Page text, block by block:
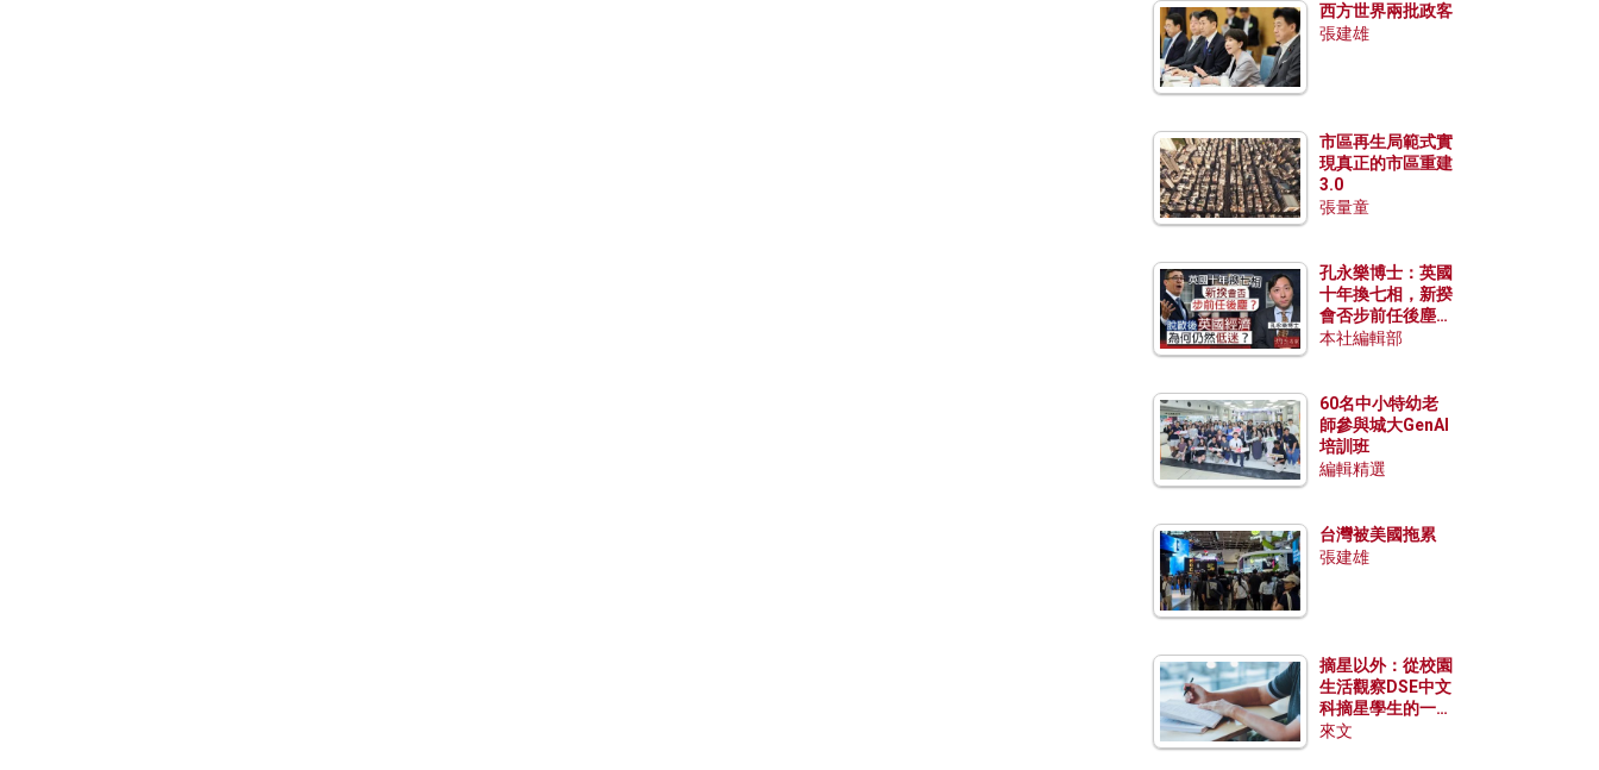
西方世界兩批政客
張建雄
市區再生局範式實
現真正的市區重建
3.0
張量童
孔永樂博士：英國
十年換七相，新揆
會否步前任後塵？
脫歐後英國經濟為
本社編輯部
60名中小特幼老
師參與城大GenAI
培訓班
編輯精選
台灣被美國拖累
張建雄
摘星以外：從校園
生活觀察DSE中文
科摘星學生的一點
特質
來文